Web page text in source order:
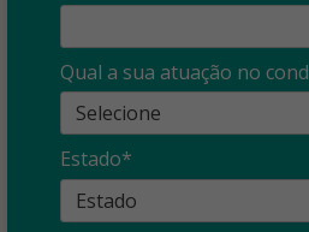
O que é?
cuidado
Qual a sua atuação no
Estado*